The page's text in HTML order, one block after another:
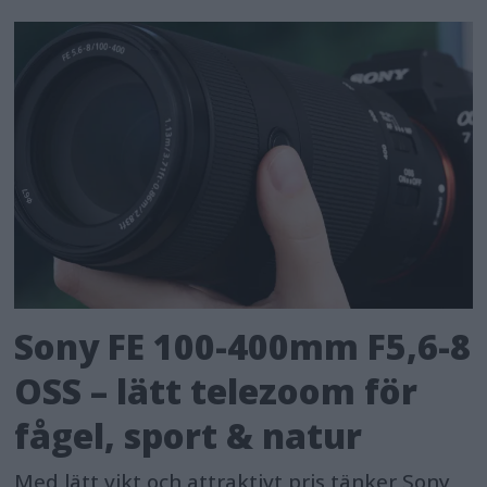
Sony FE 100-400mm F5,6-8
OSS – lätt telezoom för
fågel, sport & natur
Med lätt vikt och attraktivt pris tänker Sony